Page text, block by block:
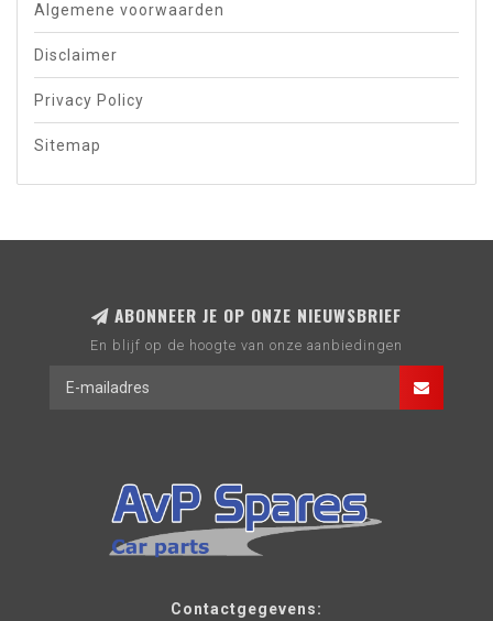
Algemene voorwaarden
Disclaimer
Privacy Policy
Sitemap
ABONNEER JE OP ONZE NIEUWSBRIEF
En blijf op de hoogte van onze aanbiedingen
Contactgegevens: